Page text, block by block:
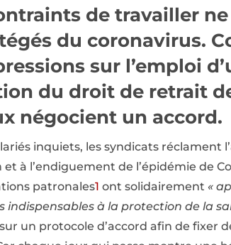
de travailler
du coronavirus.
sur l’emploi
du droit de retrait
négocient un accord.
inquiets, les syndicats réclament
à l’endiguement de l’épidémie de
patronales1 ont solidairement «
à la protection de la
un protocole d’accord afin de fixer